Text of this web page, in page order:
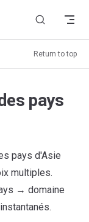
Return to top
pays
pays d'Asie
multiples.
→ domaine